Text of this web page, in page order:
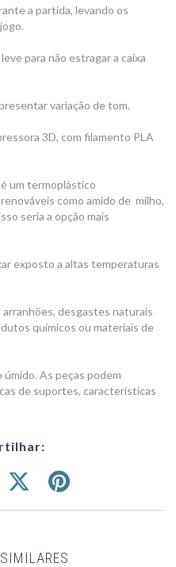
a partida, levando os
para não estragar a caixa
variação de tom.
3D, com filamento PLA
um termoplástico
como amido de milho,
seria a opção mais
exposto a altas temperaturas
desgastes naturais
químicos ou materiais de
úmido. As peças podem
de suportes, características